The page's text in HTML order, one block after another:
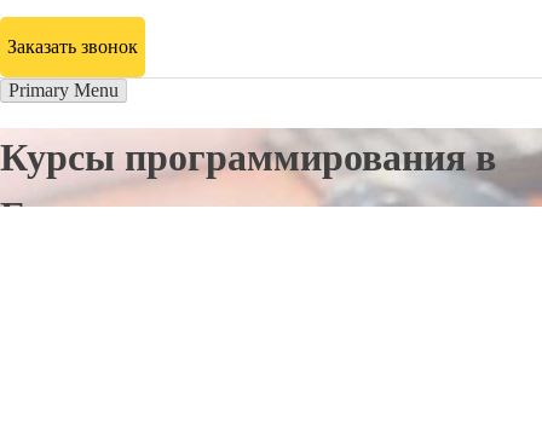
Заказать звонок
Primary Menu
Курсы программирования в
Екатериновке